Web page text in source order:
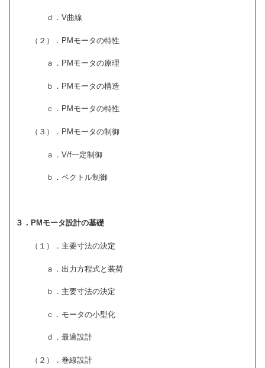
ｄ．V曲線
（２）．PMモータの特性
ａ．PMモータの原理
ｂ．PMモータの構造
ｃ．PMモータの特性
（３）．PMモータの制御
ａ．V/f一定制御
ｂ．ベクトル制御
３．PMモータ設計の基礎
（１）．主要寸法の決定
ａ．出力方程式と装荷
ｂ．主要寸法の決定
ｃ．モータの小型化
ｄ．最適設計
（２）．巻線設計